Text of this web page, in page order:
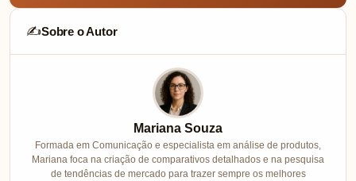
✍️Sobre o Autor
Mariana Souza
Formada em Comunicação e especialista em análise de produtos,
Mariana foca na criação de comparativos detalhados e na pesquisa
de tendências de mercado para trazer sempre os melhores